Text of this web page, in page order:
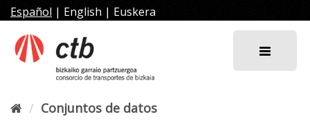
al
contenido
Español | English | Euskera
Conjuntos de datos